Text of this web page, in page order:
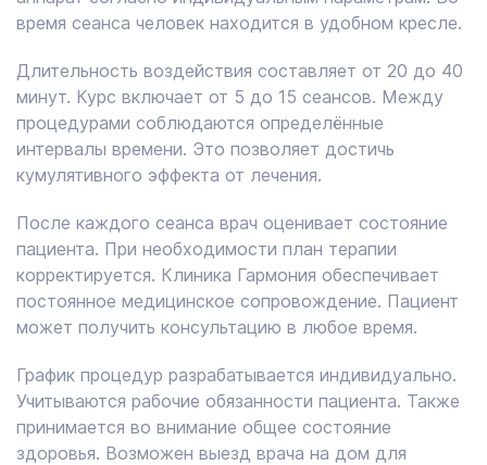
время сеанса человек находится в удобном кресле.
Длительность воздействия составляет от 20 до 40
минут. Курс включает от 5 до 15 сеансов. Между
процедурами соблюдаются определённые
интервалы времени. Это позволяет достичь
кумулятивного эффекта от лечения.
После каждого сеанса врач оценивает состояние
пациента. При необходимости план терапии
корректируется. Клиника Гармония обеспечивает
постоянное медицинское сопровождение. Пациент
может получить консультацию в любое время.
График процедур разрабатывается индивидуально.
Учитываются рабочие обязанности пациента. Также
принимается во внимание общее состояние
здоровья. Возможен выезд врача на дом для